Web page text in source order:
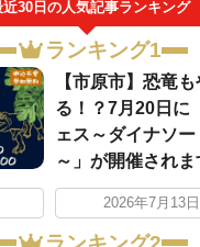
近30日の人気記事ランキング
ランキング1
【市原市】恐竜も
る！？7月20日に
ェス～ダイナソ
～」が開催されま
2026年7月13